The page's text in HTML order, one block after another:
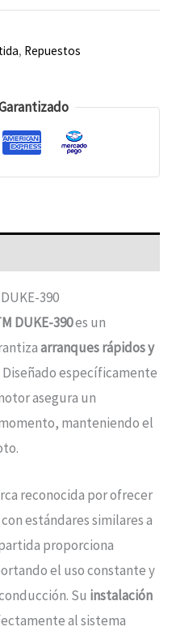
, Repuestos
390
DUKE-390es un
arranques rápidos y
específicamente
asegura un
manteniendo el
reconocida por ofrecer
estándares similares a
proporciona
el uso constante y
Su instalación
al sistema